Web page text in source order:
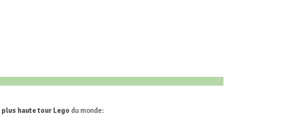
plus haute tour Lego du monde: